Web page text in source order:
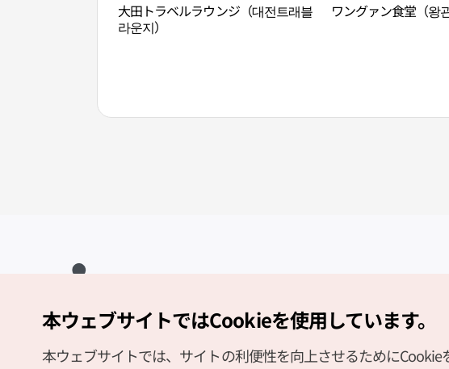
大田トラベルラウンジ（대전트래블
라운지）
ワングァン食堂（왕
Copyright (c) Korea Tourism Organization All Rights Reserved.
サイトエラー報告
公式メール
本ウェブサイトではCookieを使用しています。
本ウェブサイトでは、サイトの利便性を向上させるためにCookie